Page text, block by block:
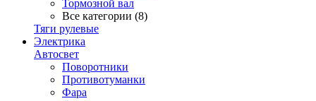
Тормозной вал
Все категории (8)
Тяги рулевые
Электрика
Автосвет
Поворотники
Противотуманки
Фара